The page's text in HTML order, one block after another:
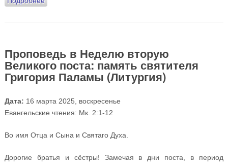
Проповедь в Неделю вторую
Великого поста: память святителя
Григория Паламы (Литургия)
Дата: 16 марта 2025, воскресенье
Евангельские чтения: Мк. 2:1-12
Во имя Отца и Сына и Святаго Духа.
Дорогие братья и сёстры! Замечая в дни поста, в период